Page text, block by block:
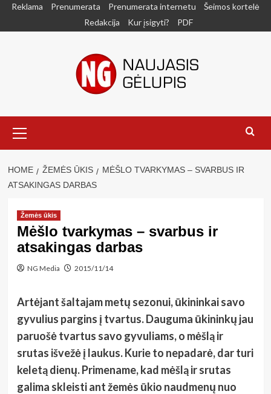
SkipReklama Prenumerata Prenumerata internetu
Šeimos kortelė
Redakcija
Kur įsigyti? PDF
Menu
HOME ŽEMĖS ŪKIS
MĖŠLO TVARKYMAS – SVARBUS IR
ATSAKINGAS DARBAS
Žemės ūkis
Mėšlo tvarkymas – svarbus ir
atsakingas darbas
NG Media 2015/11/14
Artėjant šaltajam metų sezonui, ūkininkai savo
gyvulius pargins į tvartus. Dauguma ūkininkų jau
paruošė tvartus savo gyvuliams, o mėšlą ir
srutas išvežė į laukus. Kurie to nepadarė, dar turi
keletą dienų. Primename, kad mėšlą ir srutas
galima skleisti ant žemės ūkio naudmenų nuo